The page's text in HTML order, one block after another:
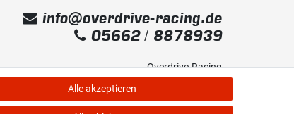
info@overdrive-racing.de
05662 / 8878939
Overdrive-Racing
34587 Felsberg-Gensungen
Alle akzeptieren